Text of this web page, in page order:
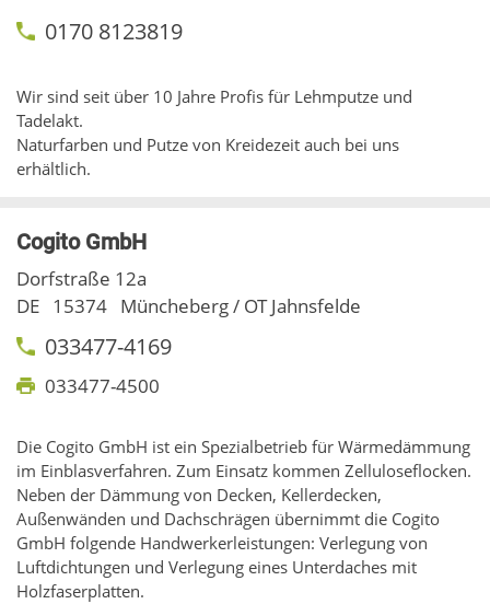
0170 8123819
Wir sind seit über 10 Jahre Profis für Lehmputze und
Tadelakt.
Naturfarben und Putze von Kreidezeit auch bei uns
erhältlich.
Cogito GmbH
Dorfstraße 12a
DE 15374 Müncheberg / OT Jahnsfelde
033477-4169
033477-4500
Die Cogito GmbH ist ein Spezialbetrieb für Wärmedämmung
im Einblasverfahren. Zum Einsatz kommen Zelluloseflocken.
Neben der Dämmung von Decken, Kellerdecken,
Außenwänden und Dachschrägen übernimmt die Cogito
GmbH folgende Handwerkerleistungen: Verlegung von
Luftdichtungen und Verlegung eines Unterdaches mit
Holzfaserplatten.